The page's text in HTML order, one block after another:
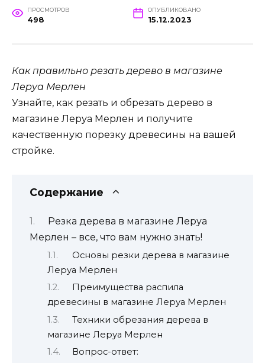
ПРОСМОТРОВ
498
ОПУБЛИКОВАНО
15.12.2023
Как правильно резать дерево в магазине
Леруа Мерлен
Узнайте, как резать и обрезать дерево в
магазине Леруа Мерлен и получите
качественную порезку древесины на вашей
стройке.
Содержание
Резка дерева в магазине Леруа
Мерлен – все, что вам нужно знать!
Основы резки дерева в магазине
Леруа Мерлен
Преимущества распила
древесины в магазине Леруа Мерлен
Техники обрезания дерева в
магазине Леруа Мерлен
Вопрос-ответ: